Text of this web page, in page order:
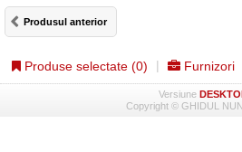
Produsul anterior
Produse selectate (0) Furnizori
Versiune
Copyright © GHIDUL